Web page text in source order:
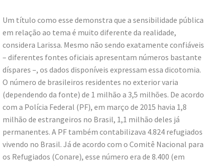
Um título como esse demonstra que a sensibilidade pública
em relação ao tema é muito diferente da realidade,
considera Larissa. Mesmo não sendo exatamente confiáveis
– diferentes fontes oficiais apresentam números bastante
díspares –, os dados disponíveis expressam essa dicotomia.
O número de brasileiros residentes no exterior varia
(dependendo da fonte) de 1 milhão a 3,5 milhões. De acordo
com a Polícia Federal (PF), em março de 2015 havia 1,8
milhão de estrangeiros no Brasil, 1,1 milhão deles já
permanentes. A PF também contabilizava 4.824 refugiados
vivendo no Brasil. Já de acordo com o Comitê Nacional para
os Refugiados (Conare), esse número era de 8.400 (em